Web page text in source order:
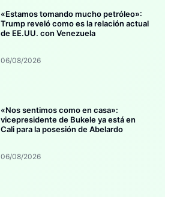
«Estamos tomando mucho petróleo»:
Trump reveló como es la relación actual
de EE.UU. con Venezuela
06/08/2026
«Nos sentimos como en casa»:
vicepresidente de Bukele ya está en
Cali para la posesión de Abelardo
06/08/2026